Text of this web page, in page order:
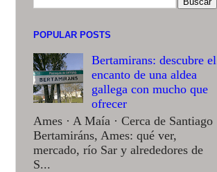
POPULAR POSTS
Bertamirans: descubre el
encanto de una aldea
gallega con mucho que
ofrecer
Ames · A Maía · Cerca de Santiago
Bertamiráns, Ames: qué ver,
mercado, río Sar y alrededores de
S...